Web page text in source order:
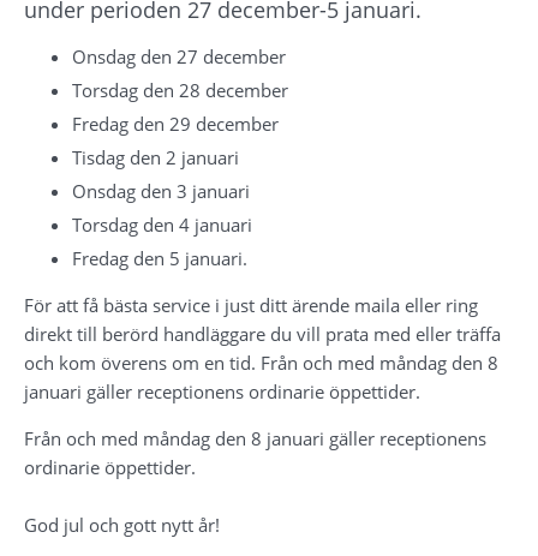
under perioden 27 december-5 januari.
Onsdag den 27 december
Torsdag den 28 december
Fredag den 29 december
Tisdag den 2 januari
Onsdag den 3 januari
Torsdag den 4 januari
Fredag den 5 januari.
För att få bästa service i just ditt ärende maila eller ring
direkt till berörd handläggare du vill prata med eller träffa
och kom överens om en tid. Från och med måndag den 8
januari gäller receptionens ordinarie öppettider.
Från och med måndag den 8 januari gäller receptionens
ordinarie öppettider.
God jul och gott nytt år!